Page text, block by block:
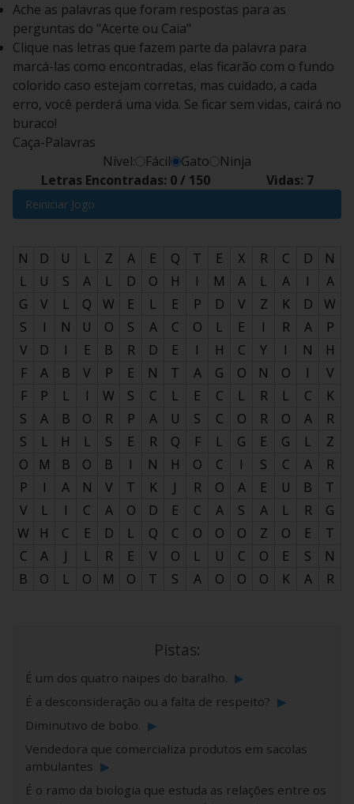
Ache as palavras que foram respostas para as
perguntas do "Acerte ou Caia"
Clique nas letras que fazem parte da palavra para
marcá-las como encontradas, elas ficarão com o fundo
colorido caso estejam corretas, mas cuidado, a cada
erro, você perderá uma vida. Se ficar sem vidas, cairá no
buraco!
Caça-Palavras
Nível:
Fácil Gato
Ninja
Letras Encontradas: 0/ 150 Vidas: 7
Reiniciar Jogo
N D U L Z A E Q T E X R C D
N
L
U S A L D O H I M A L A I
A
G
V L Q W E L E P D V Z K D
W
S
I N U O S A C O L E I R A
P
V
D I E B R D E I H C Y I N
H
F
A B V P E N T A G O N O I
V
F
P L I W S C L E C L R L C
K
S
A B O R P A U S C O R O A
R
S
L H L S E R Q F L G E G L
Z
O
M B O B I N H O C I S C A
R
P
I A N V T K J R O A E U B
T
V
L I C A O D E C A S A L R
G
W
H C E D L Q C O O O Z O E
T
C
A J L R E V O L U C O E S
N
B
O L O M O T S A O O O K A R
Pistas:
É um dos quatro naipes do baralho. ▶
É a desconsideração ou a falta de respeito? ▶
Diminutivo de bobo. ▶
Vendedora que comercializa produtos em sacolas
ambulantes ▶
É o ramo da biologia que estuda as relações entre os